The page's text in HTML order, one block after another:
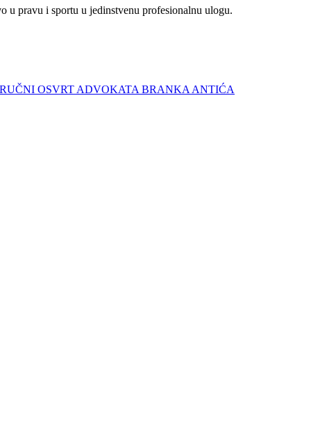
u pravu i sportu u jedinstvenu profesionalnu ulogu.
OSVRT ADVOKATA BRANKA ANTIĆA